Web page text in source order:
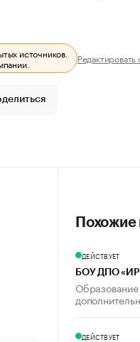
источников. Редактировать
ДЕЙСТВУЕТ
БОУ ДПО
ДЕЙСТВУЕТ